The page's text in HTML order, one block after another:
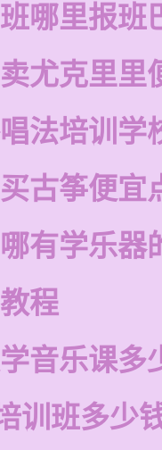
哪里报班
尤克里里
法培训学
古筝便宜
有学乐器
程
音乐课多
训班多少